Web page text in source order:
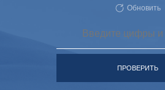
Обновить
ПРОВЕРИТЬ